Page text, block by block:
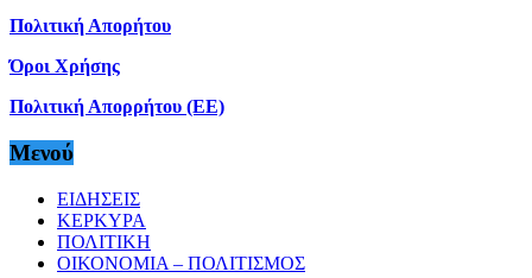
Πολιτική Απορήτου
Όροι Χρήσης
Πολιτική Απορρήτου (ΕΕ)
Μενού
ΕΙΔΗΣΕΙΣ
ΚΕΡΚΥΡΑ
ΠΟΛΙΤΙΚΗ
ΟΙΚΟΝΟΜΙΑ – ΠΟΛΙΤΙΣΜΟΣ